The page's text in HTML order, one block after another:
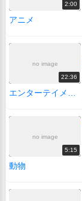
2:00
アニメ
no image
22:36
エンターテイメント
no image
5:15
動物